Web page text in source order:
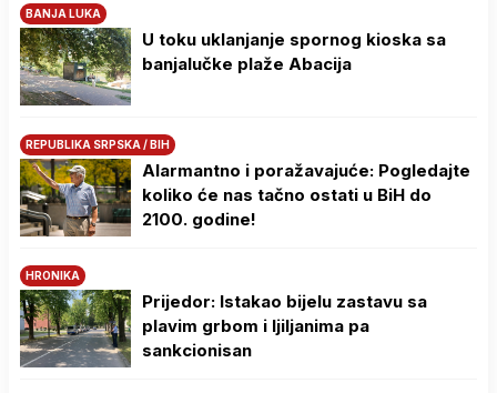
BANJA LUKA
U toku uklanjanje spornog kioska sa
banjalučke plaže Abacija
REPUBLIKA SRPSKA / BIH
Alarmantno i poražavajuće: Pogledajte
koliko će nas tačno ostati u BiH do
2100. godine!
HRONIKA
Prijedor: Istakao bijelu zastavu sa
plavim grbom i ljiljanima pa
sankcionisan